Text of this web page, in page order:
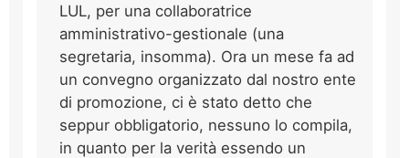
LUL, per una collaboratrice
amministrativo-gestionale (una
segretaria, insomma). Ora un mese fa ad
un convegno organizzato dal nostro ente
di promozione, ci è stato detto che
seppur obbligatorio, nessuno lo compila,
in quanto per la verità essendo un